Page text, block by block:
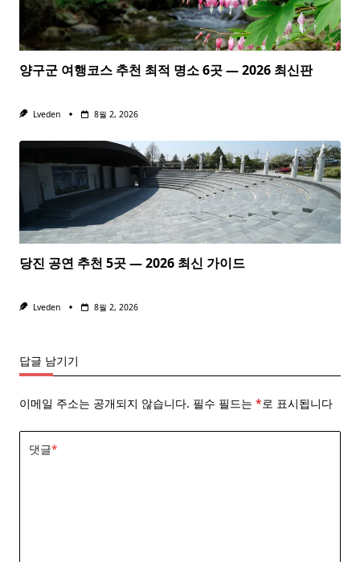
양구군 여행코스 추천 최적 명소 6곳 — 2026 최신판
Lveden 8월 2, 2026
당진 공연 추천 5곳 — 2026 최신 가이드
Lveden 8월 2, 2026
답글 남기기
이메일 주소는 공개되지 않습니다. 필수 필드는 *로 표시됩니다
댓글*